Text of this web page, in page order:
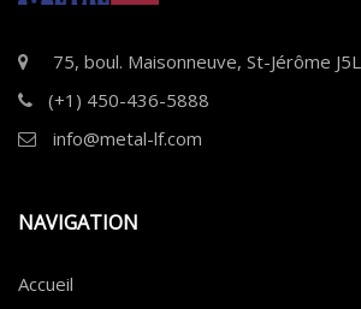
75, boul. Maisonneuve, St-Jérôme
(+1) 450-436-5888
info@metal-lf.com
NAVIGATION
Accueil